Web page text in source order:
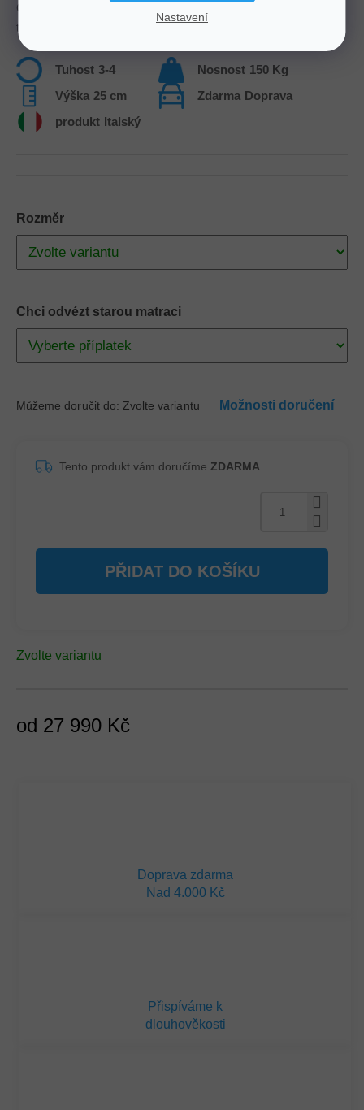
Nastavení
od 27 990 Kč
Zvolte variantu
Rozměr
Chci odvézt starou matraci
Můžeme doručit do: Zvolte variantu Možnosti doručení
PŘIDAT DO KOŠÍKU
Tento produkt vám doručíme ZDARMA
Outlast®. Výška 25 cm, duální komfort a dokonalá regulace
teploty pro hluboký, zdravý spánek.
3-4
Tuhost 150 Kg
Nosnost
25 cm
Výška Doprava
Zdarma
Italský
produkt
Doprava zdarma
Nad 4.000 Kč
Přispíváme k
dlouhověkosti